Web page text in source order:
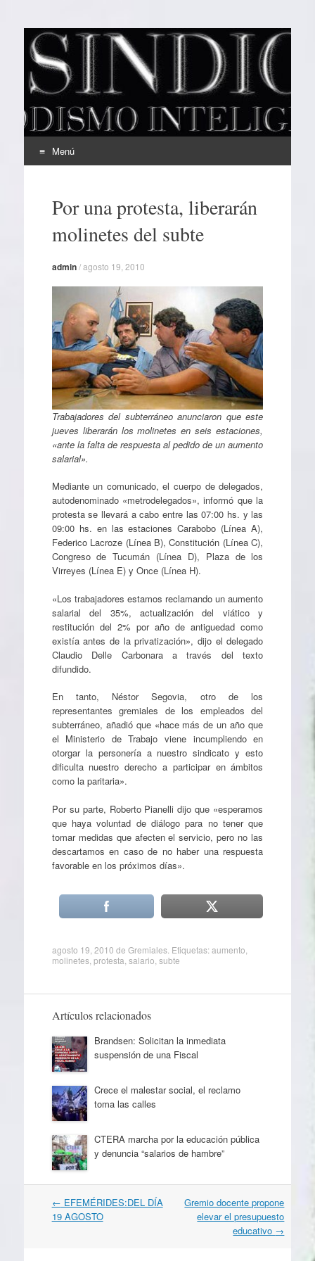
EL SINDICAL
Periodismo Inteligente
Menú
contenidoPor una protesta, liberarán
molinetes del subte
admin/agosto 19, 2010
Trabajadores del subterráneo anunciaron que este
jueves liberarán los molinetes en seis estaciones,
«ante la falta de respuesta al pedido de un aumento
salarial».
Mediante un comunicado, el cuerpo de delegados,
autodenominado «metrodelegados», informó que la
protesta se llevará a cabo entre las 07:00 hs. y las
09:00 hs. en las estaciones Carabobo (Línea A),
Federico Lacroze (Línea B), Constitución (Línea C),
Congreso de Tucumán (Línea D), Plaza de los
Virreyes (Línea E) y Once (Línea H).
«Los trabajadores estamos reclamando un aumento
salarial del 35%, actualización del viático y
restitución del 2% por año de antiguedad como
existía antes de la privatización», dijo el delegado
Claudio Delle Carbonara a través del texto
difundido.
En tanto, Néstor Segovia, otro de los
representantes gremiales de los empleados del
subterráneo, añadió que «hace más de un año que
el Ministerio de Trabajo viene incumpliendo en
otorgar la personería a nuestro sindicato y esto
dificulta nuestro derecho a participar en ámbitos
como la paritaria».
Por su parte, Roberto Pianelli dijo que «esperamos
que haya voluntad de diálogo para no tener que
tomar medidas que afecten el servicio, pero no las
descartamos en caso de no haber una respuesta
favorable en los próximos días».
agosto 19, 2010 de Gremiales. Etiquetas:aumento
molinetes, protesta salario subte
Artículos relacionados
Brandsen: Solicitan la inmediata
suspensión de una Fiscal
Crece el malestar social, el reclamo
toma las calles
CTERA marcha por la educación pública
y denuncia “salarios de hambre”
Navegación
por
← EFEMÉRIDES:DEL DÍA
19 AGOSTO
Gremio docente propone
elevar el presupuesto
educativo →